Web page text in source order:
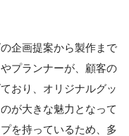
企画提案から製作まで
プランナーが、顧客の
おり、オリジナルグッ
が大きな魅力となって
を持っているため、多